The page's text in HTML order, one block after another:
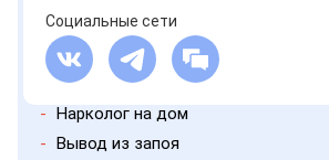
- Нарколог на дом
- Вывод из запоя
Социальные сети